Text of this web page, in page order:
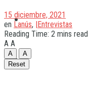
Quilmes
Varela
15 diciembre, 2021
en Lanús, |Entrevistas
Reading Time: 2 mins read
A A
A
A
Reset